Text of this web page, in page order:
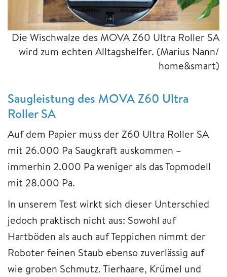
Die Wischwalze des MOVA Z60 Ultra Roller SA
wird zum echten Alltagshelfer. (Marius Nann/
home&smart)
Saugleistung des MOVA Z60 Ultra
Roller SA
Auf dem Papier muss der Z60 Ultra Roller SA
mit 26.000 Pa Saugkraft auskommen –
immerhin 2.000 Pa weniger als das Topmodell
mit 28.000 Pa.
In unserem Test wirkt sich dieser Unterschied
jedoch praktisch nicht aus: Sowohl auf
Hartböden als auch auf Teppichen nimmt der
Roboter feinen Staub ebenso zuverlässig auf
wie groben Schmutz. Tierhaare, Krümel und